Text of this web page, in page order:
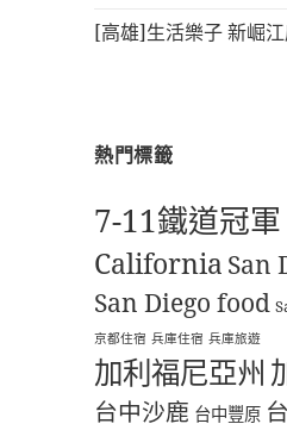
[高雄]生活樂子 新崛
熱門標籤
7-11鐵道冠軍
California San
San Diego food
京都住宿 兵庫住宿 兵庫旅遊
加利福尼亞州
台中沙鹿 台中豐原